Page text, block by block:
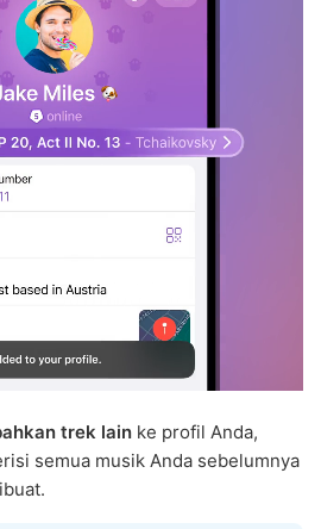
trek lain ke profil Anda,
semua musik Anda sebelumnya